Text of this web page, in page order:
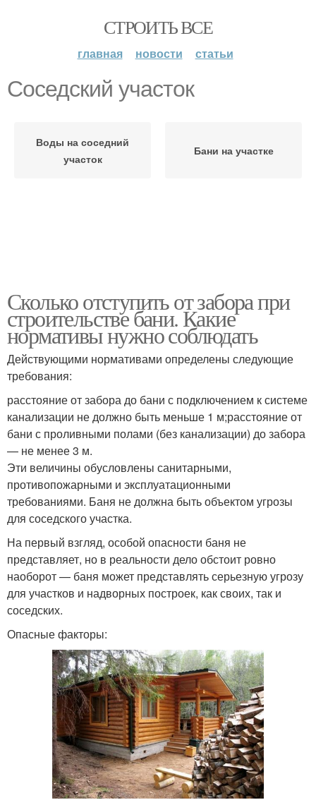
СТРОИТЬ ВСЕ
главная новости статьи
Соседский участок
Воды на соседний
участок
Бани на участке
Сколько отступить от забора при
строительстве бани. Какие
нормативы нужно соблюдать
Действующими нормативами определены следующие
требования:
расстояние от забора до бани с подключением к системе
канализации не должно быть меньше 1 м;расстояние от
бани с проливными полами (без канализации) до забора
— не менее 3 м.
Эти величины обусловлены санитарными,
противопожарными и эксплуатационными
требованиями. Баня не должна быть объектом угрозы
для соседского участка.
На первый взгляд, особой опасности баня не
представляет, но в реальности дело обстоит ровно
наоборот — баня может представлять серьезную угрозу
для участков и надворных построек, как своих, так и
соседских.
Опасные факторы: